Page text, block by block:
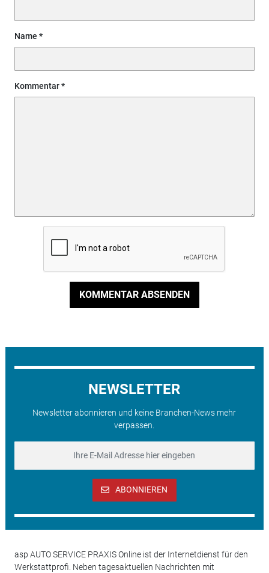
Name
Kommentar
KOMMENTAR ABSENDEN
NEWSLETTER
Newsletter abonnieren und keine Branchen-News mehr
verpassen.
ABONNIEREN
asp AUTO SERVICE PRAXIS Online ist der Internetdienst für den
Werkstattprofi. Neben tagesaktuellen Nachrichten mit